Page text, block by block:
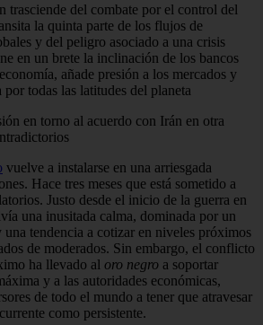
trasciende del combate por el control del
la quinta parte de los flujos de
y del peligro asociado a una crisis
en un brete la inclinación de los bancos
añade presión a los mercados y
todas las latitudes del planeta
en torno al acuerdo con Irán en otra
vuelve a instalarse en una arriesgada
Hace tres meses que está sometido a
Justo desde el inicio de la guerra en
una inusitada calma, dominada por un
tendencia a cotizar en niveles próximos
de moderados. Sin embargo, el conflicto
ha llevado al oro negro a soportar
y a las autoridades económicas,
de todo el mundo a tener que atravesar
como persistente.